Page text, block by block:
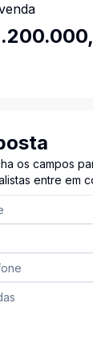
os campos
entre em